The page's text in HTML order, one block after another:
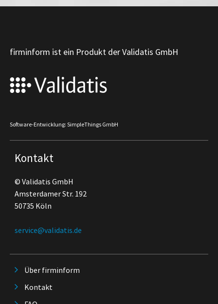
firminform ist ein Produkt der Validatis GmbH
Software-Entwicklung: SimpleThings GmbH
Kontakt
© Validatis GmbH
Amsterdamer Str. 192
50735 Köln
service@validatis.de
Über firminform
Kontakt